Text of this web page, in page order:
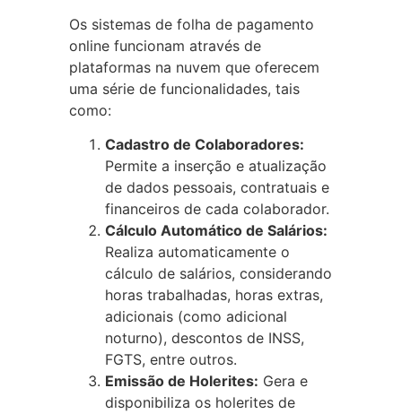
Os sistemas de folha de pagamento
online funcionam através de
plataformas na nuvem que oferecem
uma série de funcionalidades, tais
como:
Cadastro de Colaboradores:
Permite a inserção e atualização
de dados pessoais, contratuais e
financeiros de cada colaborador.
Cálculo Automático de Salários:
Realiza automaticamente o
cálculo de salários, considerando
horas trabalhadas, horas extras,
adicionais (como adicional
noturno), descontos de INSS,
FGTS, entre outros.
Emissão de Holerites: Gera e
disponibiliza os holerites de